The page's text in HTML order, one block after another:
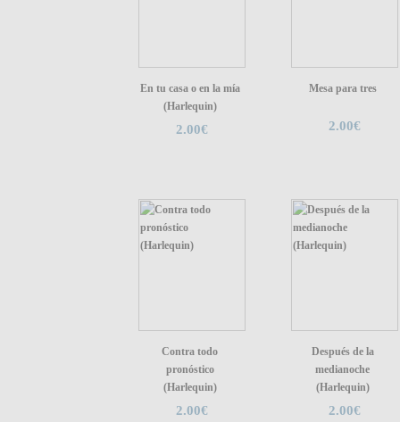
En tu casa o en la mía
(Harlequin)
2.00€
Mesa para tres
2.00€
Contra todo
pronóstico
(Harlequin)
2.00€
Después de la
medianoche
(Harlequin)
2.00€